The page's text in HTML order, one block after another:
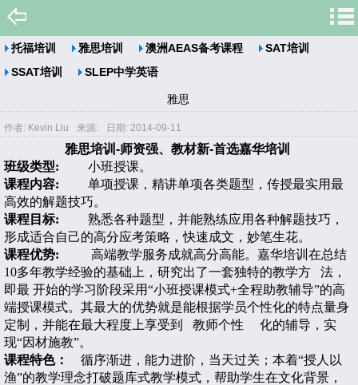
托福培训 雅思培训 澳洲AEAS备考课程
SAT培训
SSAT培训
SLEP中学英语
雅思
作者: Kevin Liu 来源: 日期: 2014-09-11
雅思培训 -师资强、教材新-首选嘉华培训
班级类型:
小班授课。
课程内容:
单项授课，精讲单项各类题型，传授最实用最
高效的解题技巧。
课程目标:
熟悉各种题型，并能熟练应用各种解题技巧，
形成适合自己的高分应考策略，快速成文，妙笔生花。
课程优势: 高端教学服务成就高分高能。 嘉华培训在总结
10多年教学经验的基础上，研究出了一套独特的教学方
法，
即最 开始的学习阶段采用“小班授课模式+全程助教辅导”的高
端授课模式。其最大的优势就是能根据学员个性化的特点量身
定制，并能在最大程度上享受到
教师个性
化的辅导，实
现“因材施教”。
课程特色：
循序渐进，能力进阶，当天过关；本着“授人以
渔”的教学理念打破题库式教学模式，帮助学生在文化背景，